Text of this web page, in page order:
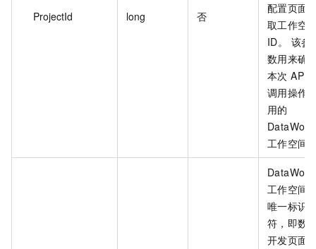
ProjectId long 否
配置页面
取工作空
ID。 该参
数用来确
本次 API
调用操作
用的
工作空间
工作空间
唯一标识
符，即数
开发页面